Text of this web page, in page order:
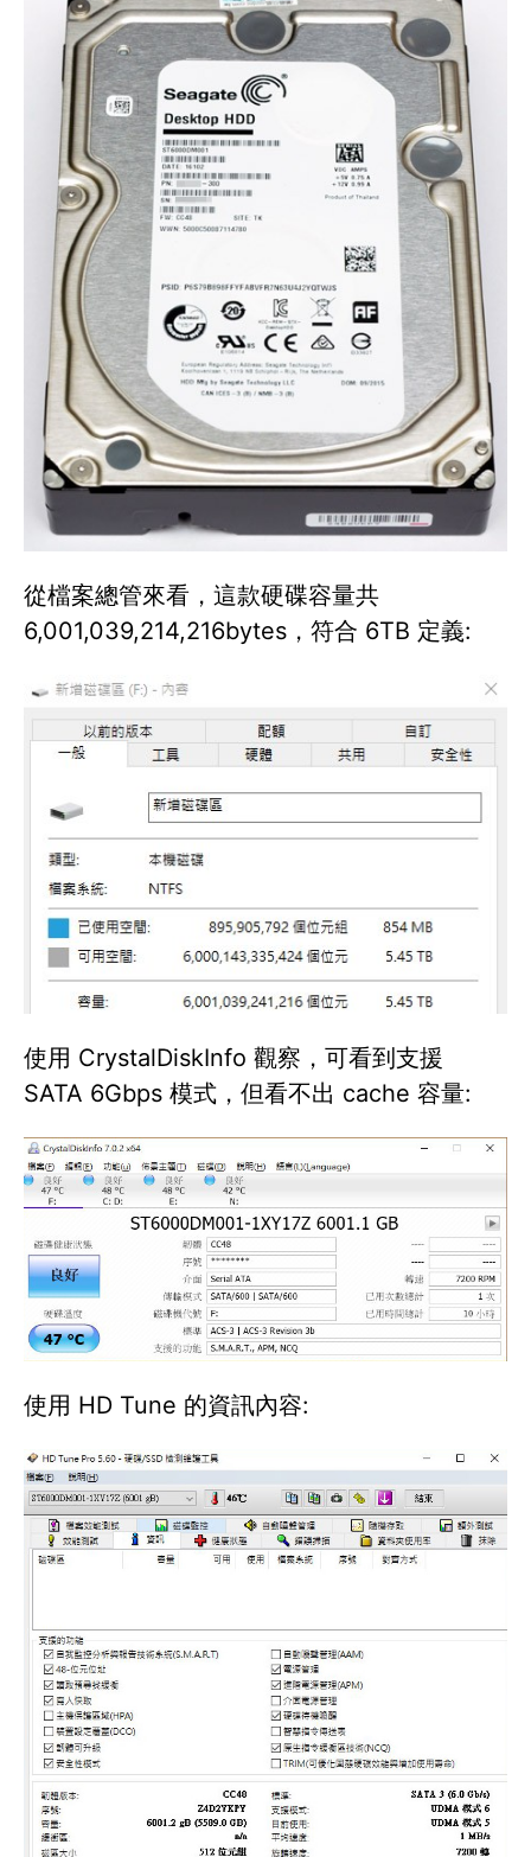
從檔案總管來看，這款硬碟容量共
6,001,039,214,216bytes，符合 6TB 定義:
使用 CrystalDiskInfo 觀察，可看到支援
SATA 6Gbps 模式，但看不出 cache 容量:
使用 HD Tune 的資訊內容: